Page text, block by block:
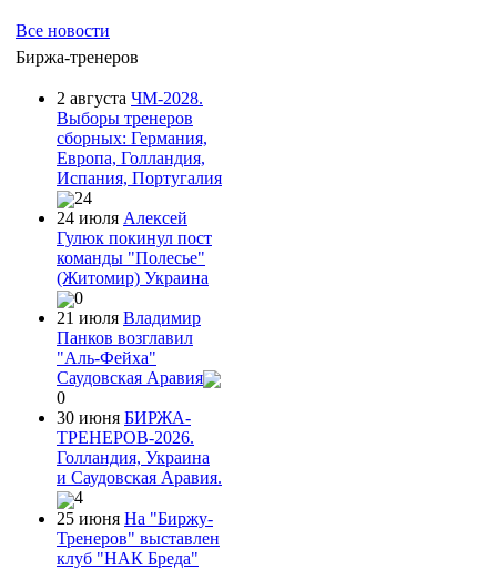
Все новости
Биржа-тренеров
2 августа ЧМ-2028.
Выборы тренеров
сборных: Германия,
Европа, Голландия,
Испания, Португалия
24
24 июля Алексей
Гулюк покинул пост
команды "Полесье"
(Житомир) Украина
0
21 июля Владимир
Панков возглавил
"Аль-Фейха"
Саудовская Аравия
0
30 июня БИРЖА-
ТРЕНЕРОВ-2026.
Голландия, Украина
и Саудовская Аравия.
4
25 июня На "Биржу-
Тренеров" выставлен
клуб "НАК Бреда"